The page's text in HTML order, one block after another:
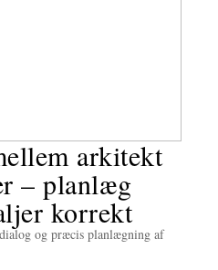
arkitekt
– planlæg
korrekt
og præcis planlægning af